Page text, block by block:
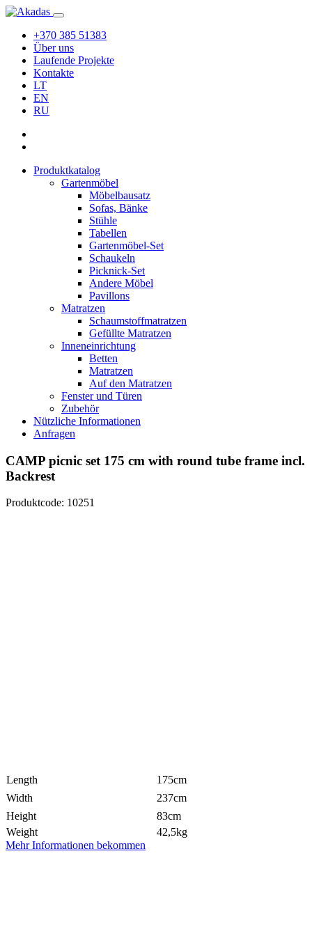
+370 385 51383
Über uns
Laufende Projekte
Kontakte
LT
EN
RU
Produktkatalog
Gartenmöbel
Möbelbausatz
Sofas, Bänke
Stühle
Tabellen
Gartenmöbel-Set
Schaukeln
Picknick-Set
Andere Möbel
Pavillons
Matratzen
Schaumstoffmatratzen
Gefüllte Matratzen
Inneneinrichtung
Betten
Matratzen
Auf den Matratzen
Fenster und Türen
Zubehör
Nützliche Informationen
Anfragen
CAMP picnic set 175 cm with round tube frame incl.
Backrest
Produktcode: 10251
Length
175cm
Width
237cm
Height
83cm
Weight
42,5kg
Mehr Informationen bekommen